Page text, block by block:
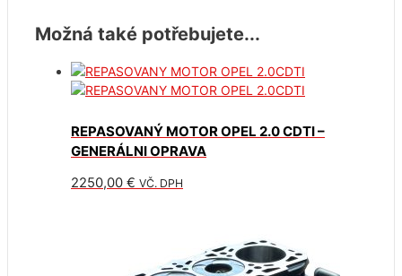
Možná také potřebujete...
REPASOVANÝ MOTOR OPEL 2.0 CDTI –
GENERÁLNI OPRAVA
2250,00 € VČ. DPH